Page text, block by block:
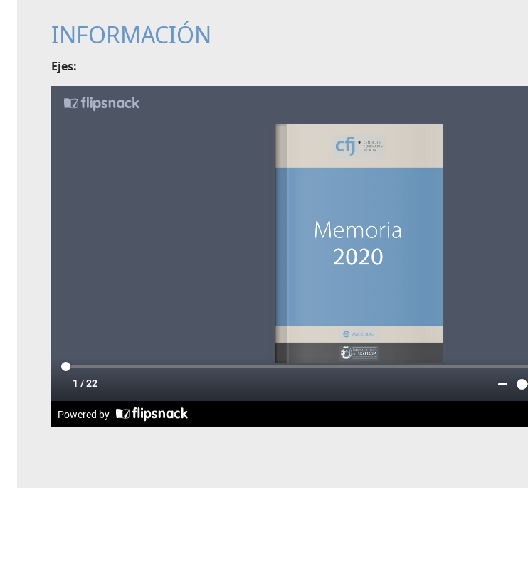
INFORMACIÓN
Ejes: